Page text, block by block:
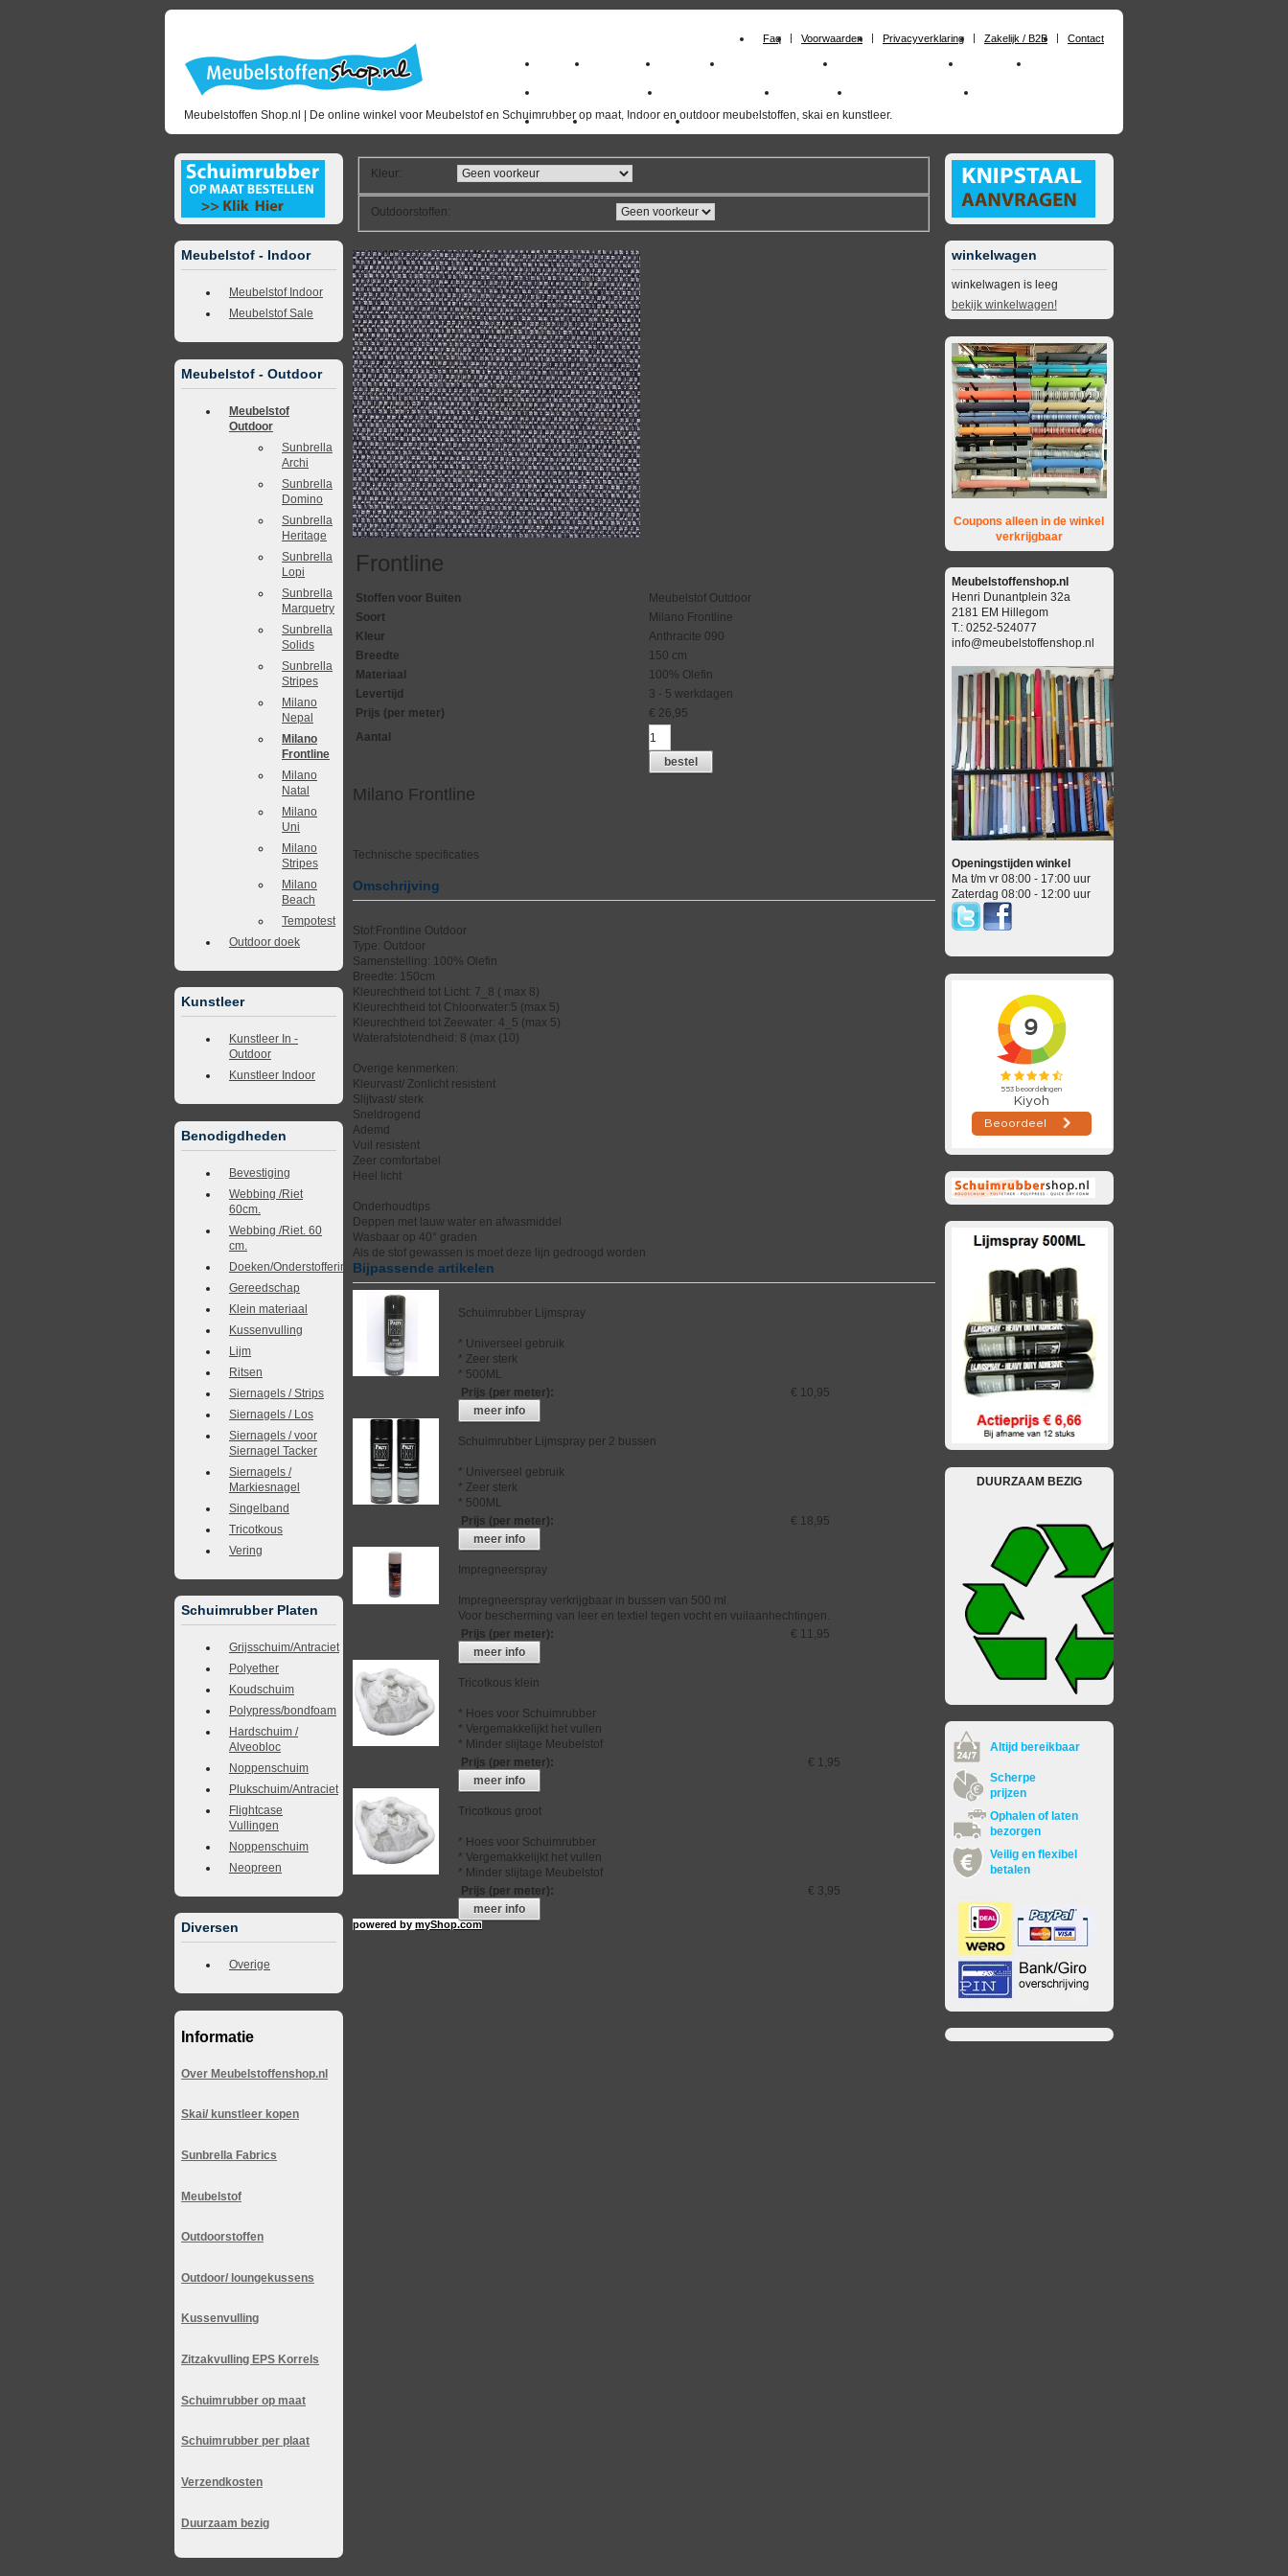
Faq Voorwaarden Privacyverklaring Zakelijk / B2B Contact
Meubelstoffen Shop.nl | De online winkel voor Meubelstof en Schuimrubber op maat, Indoor en outdoor meubelstoffen, skai en kunstleer.
Home Meubelstof Kunstleer Schuimrubberplaten Schuimrubber op maat Materialen
milano_outdoorstoffen skai kunstleer kopen outdoorstof skai_kunstleer outdoor
Outlet Meubelstof indoor duurzaam
Meubelstof - Indoor
Meubelstof Indoor
Meubelstof Sale
Meubelstof - Outdoor
Meubelstof
Outdoor
Sunbrella
Archi
Sunbrella
Domino
Sunbrella
Heritage
Sunbrella
Lopi
Sunbrella
Marquetry
Sunbrella
Solids
Sunbrella
Stripes
Milano
Nepal
Milano
Frontline
Milano
Natal
Milano
Uni
Milano
Stripes
Milano
Beach
Tempotest
Outdoor doek
Kunstleer
Kunstleer In -
Outdoor
Kunstleer Indoor
Benodigdheden
Bevestiging
Webbing /Riet
60cm.
Webbing /Riet. 60
cm.
Doeken/Onderstoffering
Gereedschap
Klein materiaal
Kussenvulling
Lijm
Ritsen
Siernagels / Strips
Siernagels / Los
Siernagels / voor
Siernagel Tacker
Siernagels /
Markiesnagel
Singelband
Tricotkous
Vering
Schuimrubber Platen
Grijsschuim/Antraciet
Polyether
Koudschuim
Polypress/bondfoam
Hardschuim /
Alveobloc
Noppenschuim
Plukschuim/Antraciet
Flightcase
Vullingen
Noppenschuim
Neopreen
Diversen
Overige
Informatie
Over Meubelstoffenshop.nl
Skai/ kunstleer kopen
Sunbrella Fabrics
Meubelstof
Outdoorstoffen
Outdoor/ loungekussens
Kussenvulling
Zitzakvulling EPS Korrels
Schuimrubber op maat
Schuimrubber per plaat
Verzendkosten
Duurzaam bezig
Kleur:
Outdoorstoffen:
Frontline
Stoffen voor Buiten
Meubelstof Outdoor
Soort
Milano Frontline
Kleur
Anthracite 090
Breedte
150 cm
Materiaal
100% Olefin
Levertijd
3 - 5 werkdagen
Prijs (per meter)
€ 26,95
Aantal
bestel
Milano Frontline
Technische specificaties
Omschrijving
Stof:Frontline Outdoor
Type: Outdoor
Samenstelling: 100% Olefin
Breedte: 150cm
Kleurechtheid tot Licht: 7_8 ( max 8)
Kleurechtheid tot Chloorwater:5 (max 5)
Kleurechtheid tot Zeewater: 4_5 (max 5)
Waterafstotendheid: 8 (max (10)
Overige kenmerken:
Kleurvast/ Zonlicht resistent
Slijtvast/ sterk
Sneldrogend
Ademd
Vuil resistent
Zeer comfortabel
Heel licht
Onderhoudtips
Deppen met lauw water en afwasmiddel
Wasbaar op 40° graden
Als de stof gewassen is moet deze lijn gedroogd worden
Bijpassende artikelen
Schuimrubber Lijmspray
* Universeel gebruik
* Zeer sterk
* 500ML
Prijs (per meter):
€ 10,95
meer info
Schuimrubber Lijmspray per 2 bussen
* Universeel gebruik
* Zeer sterk
* 500ML
Prijs (per meter):
€ 18,95
meer info
Impregneerspray
Impregneerspray verkrijgbaar in bussen van 500 ml.
Voor bescherming van leer en textiel tegen vocht en vuilaanhechtingen.
Prijs (per meter):
€ 11,95
meer info
Tricotkous klein
* Hoes voor Schuimrubber
* Vergemakkelijkt het vullen
* Minder slijtage Meubelstof
Prijs (per meter):
€ 1,95
meer info
Tricotkous groot
* Hoes voor Schuimrubber
* Vergemakkelijkt het vullen
* Minder slijtage Meubelstof
Prijs (per meter):
€ 3,95
meer info
powered bymyShop.com
winkelwagen
winkelwagen is leeg
bekijk winkelwagen!
Coupons alleen in de winkel
verkrijgbaar
Meubelstoffenshop.nl
Henri Dunantplein 32a
2181 EM Hillegom
T.: 0252-524077
info@meubelstoffenshop.nl
Openingstijden winkel
Ma t/m vr 08:00 - 17:00 uur
Zaterdag 08:00 - 12:00 uur
DUURZAAM BEZIG
Altijd bereikbaar
Scherpe
prijzen
Ophalen of laten
bezorgen
Veilig en flexibel
betalen